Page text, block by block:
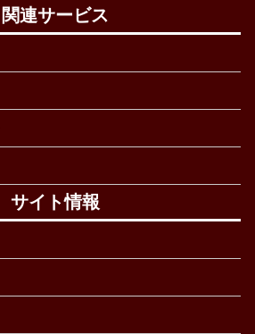
関連サービス
サイト情報